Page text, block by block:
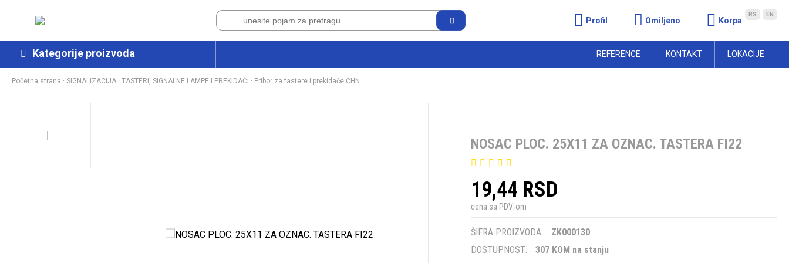
Profil Omiljeno Korpa
RS EN
Kategorije proizvoda REFERENCE KONTAKT LOKACIJE
Početna strana · SIGNALIZACIJA · TASTERI, SIGNALNE LAMPE I PREKIDAČI · Pribor za tastere i prekidače CHN
NOSAC PLOC. 25X11 ZA OZNAC. TASTERA FI22
19,44 RSD
cena sa PDV-om
ŠIFRA PROIZVODA:
ZK000130
DOSTUPNOST:
307 KOM na stanju